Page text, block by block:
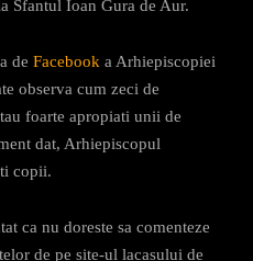
Sfantul Ioan Gura de Aur.
de Facebook a Arhiepiscopiei
observa cum zeci de
foarte apropiati unii de
dat, Arhiepiscopul
copii.
ca nu doreste sa comenteze
de pe site-ul lacasului de